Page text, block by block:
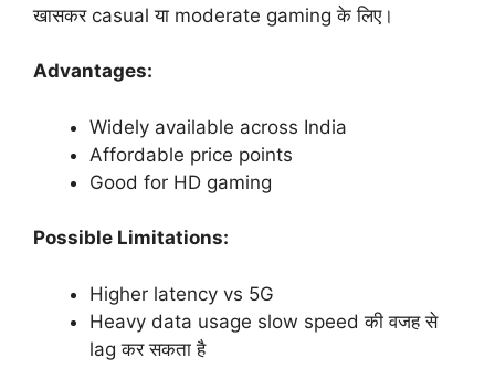
खासकर casual या moderate gaming के लिए।
Advantages:
Widely available across India
Affordable price points
Good for HD gaming
Possible Limitations:
Higher latency vs 5G
Heavy data usage slow speed की वजह से
lag कर सकता है